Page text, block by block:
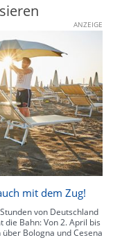
ANZEIGE
mit dem Zug!
von Deutschland
Bahn: Von 2. April bis
Bologna und Cesena